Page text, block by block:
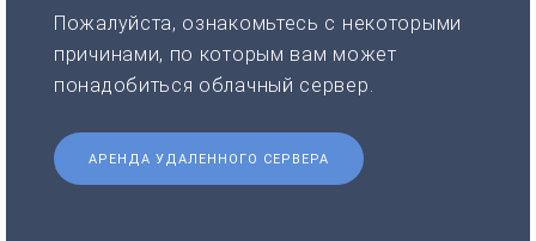
Пожалуйста, ознакомьтесь с некоторыми
причинами, по которым вам может
понадобиться облачный сервер.
АРЕНДА УДАЛЕННОГО СЕРВЕРА